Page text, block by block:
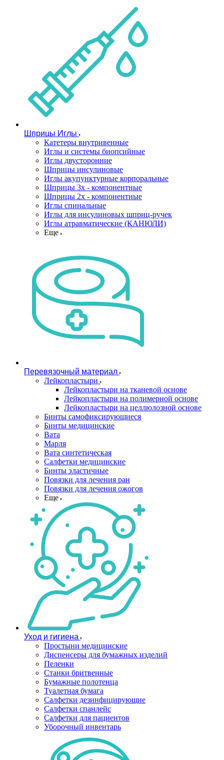
Шприцы Иглы
Катетеры внутривенные
Иглы и системы биопсийные
Иглы двусторонние
Шприцы инсулиновые
Иглы акупунктурные корпоральные
Шприцы 3х - компонентные
Шприцы 2х - компонентные
Иглы спинальные
Иглы для инсулиновых шприц-ручек
Иглы атравматические (КАНЮЛИ)
Еще
Перевязочный материал
Лейкопластыри
Лейкопластыри на тканевой основе
Лейкопластыри на полимерной основе
Лейкопластыри на целлюлозной основе
Бинты самофиксирующиеся
Бинты медицинские
Вата
Марля
Вата синтетическая
Салфетки медицинские
Бинты эластичные
Повязки для лечения ран
Повязки для лечения ожогов
Еще
Уход и гигиена
Простыни медицинские
Диспенсеры для бумажных изделий
Пеленки
Станки бритвенные
Бумажные полотенца
Туалетная бумага
Салфетки дезинфицирующие
Салфетки спанлейс
Салфетки для пациентов
Уборочный инвентарь